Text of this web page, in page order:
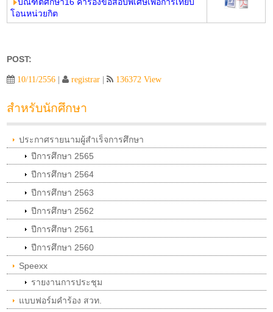
โอนหน่วยกิต
POST:
10/11/2556 | registrar | 136372 View
สำหรับนักศึกษา
ประกาศรายนามผู้สำเร็จการศึกษา
ปีการศึกษา 2565
ปีการศึกษา 2564
ปีการศึกษา 2563
ปีการศึกษา 2562
ปีการศึกษา 2561
ปีการศึกษา 2560
Speexx
รายงานการประชุม
แบบฟอร์มคำร้อง สวท.